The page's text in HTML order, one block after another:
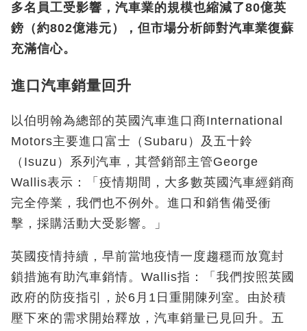
多名員工受影響，汽車業的規模也縮減了80億英
鎊（約802億港元），但市場分析師對汽車業復蘇
充滿信心。
進口汽車銷量回升
以伯明翰為總部的英國汽車進口商International
Motors主要進口富士（Subaru）及五十鈴
（Isuzu）系列汽車，其營銷部主管George
Wallis表示：「疫情期間，大多數英國汽車經銷商
完全停業，我們也不例外。進口和銷售備受衝
擊，採購活動大受影響。」
英國疫情持續，早前當地疫情一度趨穩而放寬封
鎖措施有助汽車銷情。Wallis指：「我們按照英國
政府的防疫指引，於6月1日重開陳列室。由於積
壓下來的需求開始釋放，汽車銷量已見回升。五